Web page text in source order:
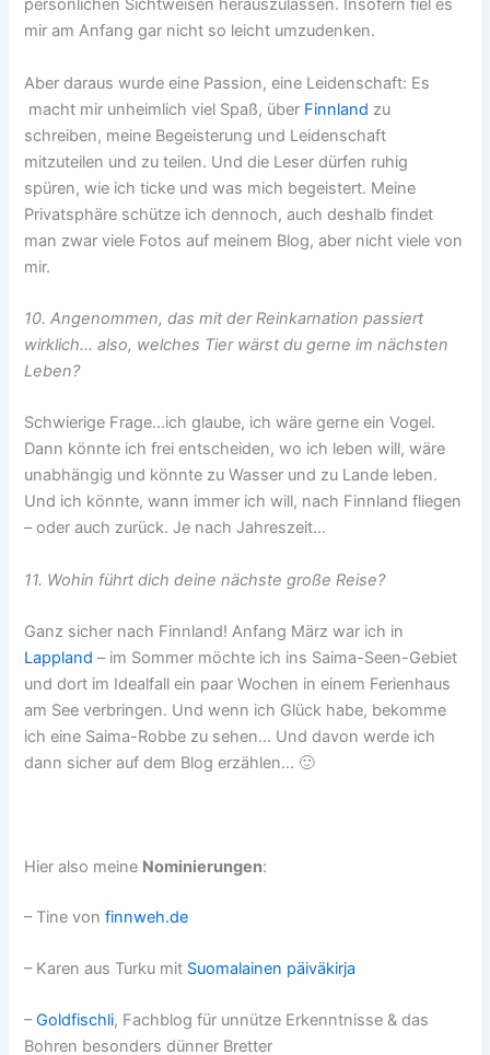
persönlichen Sichtweisen herauszulassen. Insofern fiel es
mir am Anfang gar nicht so leicht umzudenken.
Aber daraus wurde eine Passion, eine Leidenschaft: Es
macht mir unheimlich viel Spaß, über Finnland zu
schreiben, meine Begeisterung und Leidenschaft
mitzuteilen und zu teilen. Und die Leser dürfen ruhig
spüren, wie ich ticke und was mich begeistert. Meine
Privatsphäre schütze ich dennoch, auch deshalb findet
man zwar viele Fotos auf meinem Blog, aber nicht viele von
mir.
10. Angenommen, das mit der Reinkarnation passiert
wirklich… also, welches Tier wärst du gerne im nächsten
Leben?
Schwierige Frage…ich glaube, ich wäre gerne ein Vogel.
Dann könnte ich frei entscheiden, wo ich leben will, wäre
unabhängig und könnte zu Wasser und zu Lande leben.
Und ich könnte, wann immer ich will, nach Finnland fliegen
– oder auch zurück. Je nach Jahreszeit…
11. Wohin führt dich deine nächste große Reise?
Ganz sicher nach Finnland! Anfang März war ich in
Lappland – im Sommer möchte ich ins Saima-Seen-Gebiet
und dort im Idealfall ein paar Wochen in einem Ferienhaus
am See verbringen. Und wenn ich Glück habe, bekomme
ich eine Saima-Robbe zu sehen… Und davon werde ich
dann sicher auf dem Blog erzählen… 🙂
Hier also meine Nominierungen:
– Tine vonfinnweh.de
– Karen aus Turku mit Suomalainen päiväkirja
–Goldfischli, Fachblog für unnütze Erkenntnisse & das
Bohren besonders dünner Bretter